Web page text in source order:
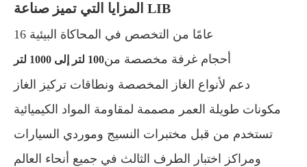
المزايا التي تميز صناعة LIB
16 عامًا من التخصص في المحاكاة البيئية
أحجام غرفة مخصصة من100 لتر إلى 1000 لتر
دعم لأنواع الغاز المخصصة ونطاقات تركيز الغاز
مكونات طويلة العمر مصممة لمقاومة المواد الكيميائية
تستخدم من قبل مختبرات النسيج وموردي السيارات
ومراكز اختبار الطرف الثالث في جميع أنحاء العالم